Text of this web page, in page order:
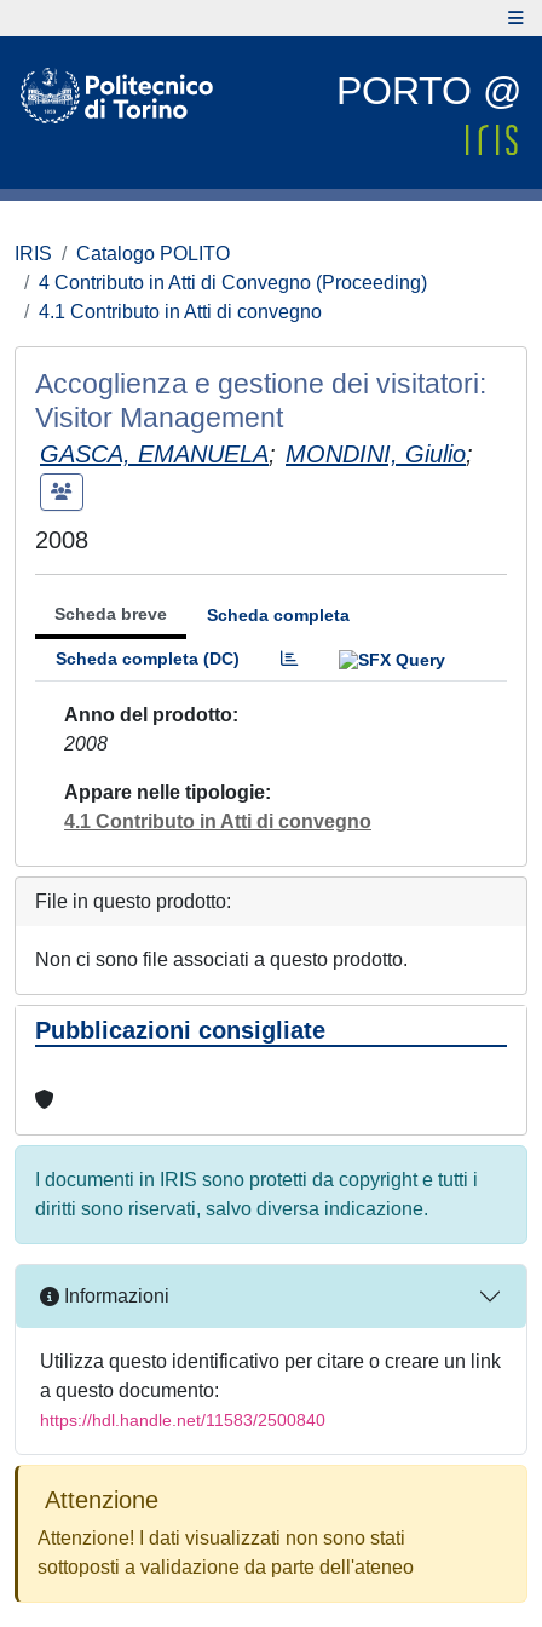
PORTO @
IRIS
Catalogo POLITO
4 Contributo in Atti di Convegno (Proceeding)
4.1 Contributo in Atti di convegno
Accoglienza e gestione dei visitatori:
Visitor Management
GASCA, EMANUELA; MONDINI, Giulio;
2008
Scheda breve Scheda completa
Scheda completa (DC)
Anno del prodotto
2008
Appare nelle tipologie
4.1 Contributo in Atti di convegno
File in questo prodotto:
Non ci sono file associati a questo prodotto.
Pubblicazioni consigliate
I documenti in IRIS sono protetti da copyright e tutti i
diritti sono riservati, salvo diversa indicazione.
Informazioni
Utilizza questo identificativo per citare o creare un link
a questo documento:
https://hdl.handle.net/11583/2500840
Attenzione
Attenzione! I dati visualizzati non sono stati
sottoposti a validazione da parte dell'ateneo